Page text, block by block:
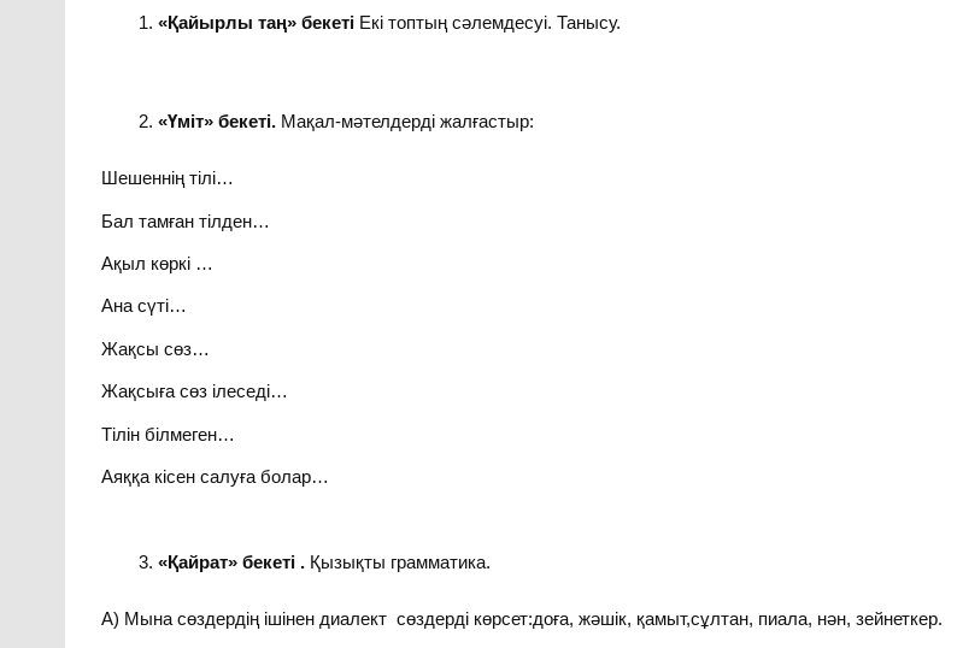
«Қайырлы таң» бекетіЕкі топтың сәлемдесуі. Танысу.
«Үміт» бекеті.Мақал-мәтелдерді жалғастыр:
Шешеннің тілі…
Бал тамған тілден…
Ақыл көркі …
Ана сүті…
Жақсы сөз…
Жақсыға сөз ілеседі…
Тілін білмеген…
Аяққа кісен салуға болар…
«Қайрат» бекеті .Қызықты грамматика.
А) Мына сөздердің ішінен диалект сөздерді көрсет:доға, жәшік, қамыт,сұлтан, пиала, нән, зейнеткер.